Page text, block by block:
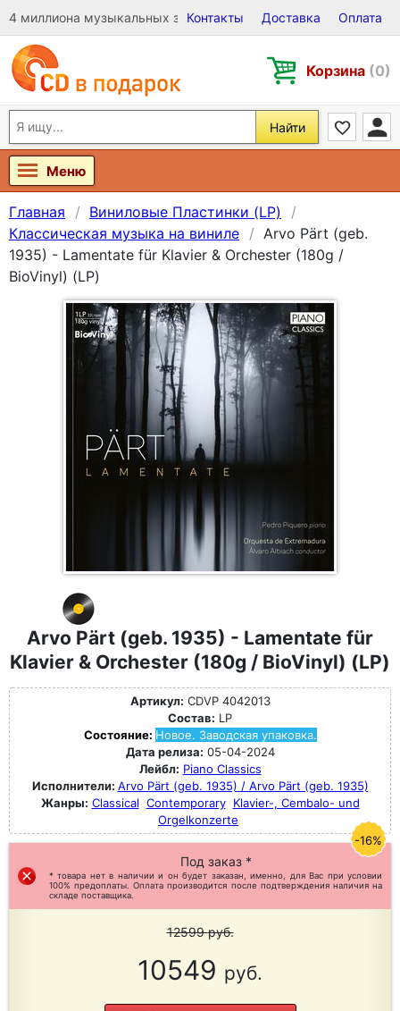
4 миллиона музыкальных записей на Виниле, CD и DVD
Контакты Доставка Оплата
Корзина (0)
Найти
Меню
Главная
Виниловые Пластинки (LP)
Классическая музыка на виниле
Arvo Pärt (geb.
1935) - Lamentate für Klavier & Orchester (180g /
BioVinyl) (LP)
Arvo Pärt (geb. 1935) - Lamentate für
Klavier & Orchester (180g / BioVinyl) (LP)
Артикул: CDVP 4042013
Состав: LP
Состояние: Новое. Заводская упаковка.
Дата релиза: 05-04-2024
Лейбл: Piano Classics
Исполнители: Arvo Pärt (geb. 1935) / Arvo Pärt (geb. 1935)
Жанры: Classical Contemporary Klavier-, Cembalo- und
Orgelkonzerte
Под заказ *
* товара нет в наличии и он будет заказан, именно, для Вас при условии
100% предоплаты. Оплата производится после подтверждения наличия на
складе поставщика.
12599руб.
10549 руб.
-16%